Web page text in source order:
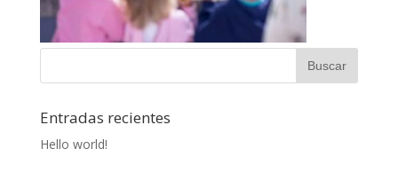
Entradas recientes
Hello world!